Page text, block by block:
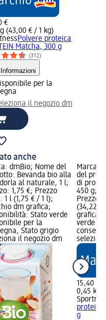
€
(43,00 € / 1 kg)
Polvere proteica
Matcha, 300 g
(312)
Informazioni
per la
il negozio dm
anche
dmBio; Nome del
Bevanda bio alla
al naturale, 1 l;
1,75 €; Prezzo
1 l (1,75 € / 1 l);
dm grafica;
Stato verde
per la
Stato grigio
il negozio dm
Marca:
del
di
450 g;
Prezzo
(34,22 €
grafica;
verde
15,40 €
0,45 kg
g